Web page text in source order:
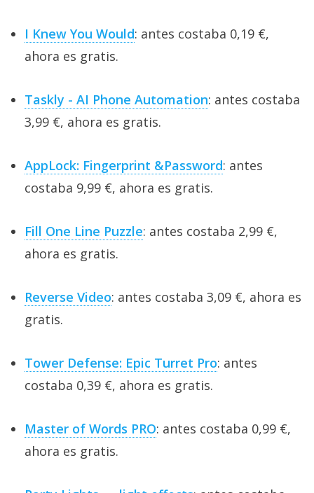
I Knew You Would: antes costaba 0,19 €,
ahora es gratis.
Taskly - AI Phone Automation: antes costaba
3,99 €, ahora es gratis.
AppLock: Fingerprint &Password: antes
costaba 9,99 €, ahora es gratis.
Fill One Line Puzzle: antes costaba 2,99 €,
ahora es gratis.
Reverse Video: antes costaba 3,09 €, ahora es
gratis.
Tower Defense: Epic Turret Pro: antes
costaba 0,39 €, ahora es gratis.
Master of Words PRO: antes costaba 0,99 €,
ahora es gratis.